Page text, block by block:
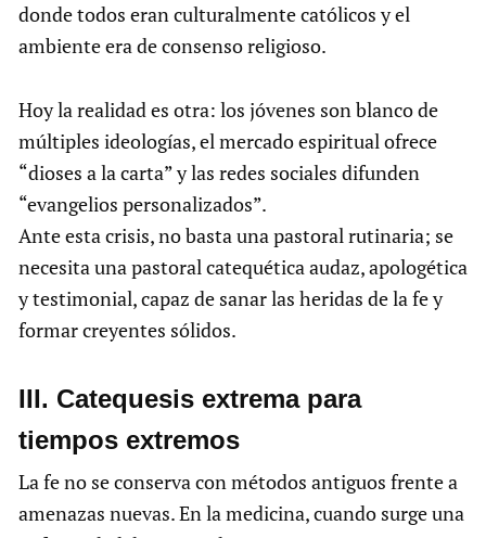
donde todos eran culturalmente católicos y el
ambiente era de consenso religioso.
Hoy la realidad es otra: los jóvenes son blanco de
múltiples ideologías, el mercado espiritual ofrece
“dioses a la carta” y las redes sociales difunden
“evangelios personalizados”.
Ante esta crisis, no basta una pastoral rutinaria; se
necesita una pastoral catequética audaz, apologética
y testimonial, capaz de sanar las heridas de la fe y
formar creyentes sólidos.
III. Catequesis extrema para
tiempos extremos
La fe no se conserva con métodos antiguos frente a
amenazas nuevas. En la medicina, cuando surge una